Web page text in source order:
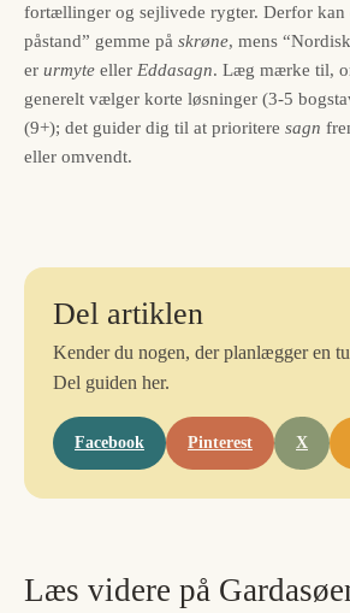
fortællinger og sejlivede rygter. Derfor kan
påstand” gemme på skrøne, mens
er urmyte eller Eddasagn. Læg mærke til,
generelt vælger korte løsninger (3-5
(9+); det guider dig til at prioritere sagn
eller omvendt.
Del artiklen
Kender du nogen, der planlægger en
Del guiden her.
Facebook Pinterest X
Læs videre på